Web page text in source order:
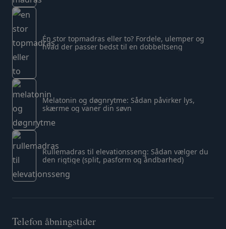
Én stor topmadras eller to? Fordele, ulemper og
hvad der passer bedst til en dobbeltseng
Melatonin og døgnrytme: Sådan påvirker lys,
skærme og vaner din søvn
Rullemadras til elevationsseng: Sådan vælger du
den rigtige (split, pasform og åndbarhed)
Telefon åbningstider